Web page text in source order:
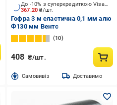
367.20₴/шт.
До -10% з суперкредиткою Visa Вигода
Гофра 3 м еластична 0,1 мм алю
Ф130 мм Вентс
10
408 ₴/шт.
Cамовивіз Доставимо